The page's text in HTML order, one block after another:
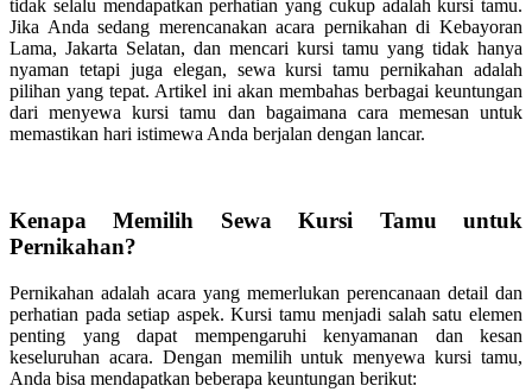
tidak selalu mendapatkan perhatian yang cukup adalah kursi tamu.
Jika Anda sedang merencanakan acara pernikahan di Kebayoran
Lama, Jakarta Selatan, dan mencari kursi tamu yang tidak hanya
nyaman tetapi juga elegan, sewa kursi tamu pernikahan adalah
pilihan yang tepat. Artikel ini akan membahas berbagai keuntungan
dari menyewa kursi tamu dan bagaimana cara memesan untuk
memastikan hari istimewa Anda berjalan dengan lancar.
Kenapa Memilih Sewa Kursi Tamu untuk
Pernikahan?
Pernikahan adalah acara yang memerlukan perencanaan detail dan
perhatian pada setiap aspek. Kursi tamu menjadi salah satu elemen
penting yang dapat mempengaruhi kenyamanan dan kesan
keseluruhan acara. Dengan memilih untuk menyewa kursi tamu,
Anda bisa mendapatkan beberapa keuntungan berikut: